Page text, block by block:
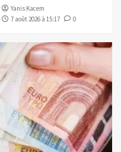
Yanis Kacem
7 août 2026 à 15:17
0